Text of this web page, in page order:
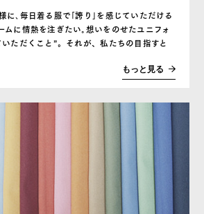
に､毎日着る服で｢誇り｣を感じていただける
ムに情熱を注ぎたい｡想いをのせたユニフォ
ただくこと”。それが、私たちの目指すと
もっと見る